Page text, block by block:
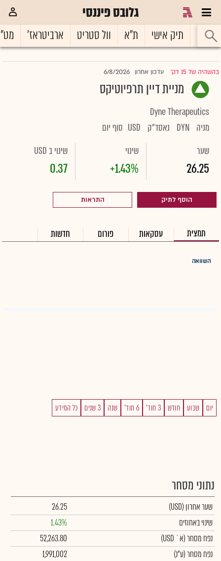
גלובס פיננסי
ראשי תיק אישי ת"א וול סטריט ארביטראז'
בהשהיה של 15 דק' |עדכון אחרון 6/8/2026
מניית דיין תרפיוטיקס
Dyne Therapeutics
מניה
DYN נאסד"ק USD סוף יום
שער
26.25
שינוי
+1.43%
שינוי ב USD
0.37
הוסף לתיק התראות
תמצית עסקאות פורום חדשות
השוואה
יום שבוע חודש 3 חוד' 6 חוד' שנה 3 שנים כל המידע
נתוני מסחר
שער אחרון (USD)
26.25
שינוי באחוזים
1.43%
נפח מסחר(א` USD)
52,263.80
נפח מסחר(ע"נ)
1,991,002